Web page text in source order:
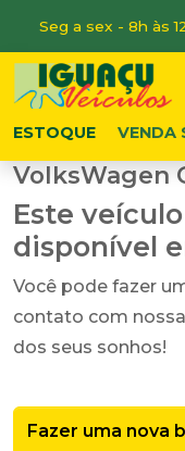
Seg a sex - 8h às
ESTOQUE VENDA
VolksWagen
Este
disponível
Você pode fazer
contato com
dos seus sonhos!
Fazer uma nova